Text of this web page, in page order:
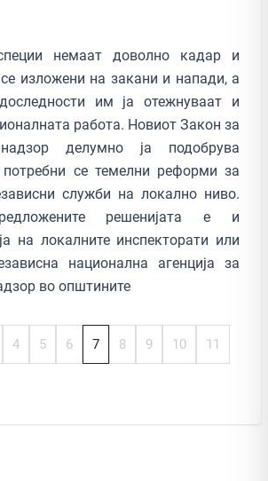
немаат доволно кадар и
се изложени на закани и напади, а
им ја отежнуваат и
работа. Новиот Закон за
делумно ја подобрува
потребни се темелни реформи за
служби на локално ниво.
решенијата е и
на локалните инспекторати или
национална агенција за
во општините
4 5 6 7 8 9 10 11